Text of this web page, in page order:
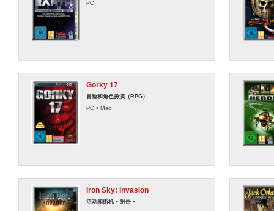
PC
Gorky 17
冒险和角色扮演（RPG）
PC • Mac
Iron Sky: Invasion
活动和街机 • 射击 •